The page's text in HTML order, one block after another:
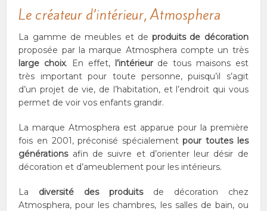
Le créateur d’intérieur, Atmosphera
La gamme de meubles et deproduits de décoration
proposée par la marque Atmosphera compte un très
large choix. En effet, l’intérieurde tous maisons est
très important pour toute personne, puisqu’il s’agit
d’un projet de vie, de l’habitation, et l’endroit qui vous
permet de voir vos enfants grandir.
La marque Atmosphera est apparue pour la première
fois en 2001, préconisé spécialementpour toutes les
générationsafin de suivre et d’orienter leur désir de
décoration et d’ameublement pour les intérieurs.
La diversité des produitsde décoration chez
Atmosphera, pour les chambres, les salles de bain, ou